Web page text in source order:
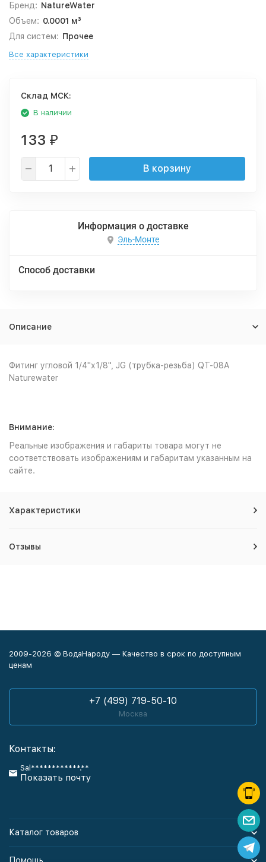
Бренд: NatureWater
Объем: 0.0001 м³
Для систем: Прочее
Все характеристики
Cклад МСК:
В наличии
133 ₽
В корзину
Информация о доставке
Эль-Монте
Способ доставки
Описание
Фитинг угловой 1/4"х1/8", JG (трубка-резьба) QT-08A
Naturewater
Внимание:
Реальные изображения и габариты товара могут не
соответствовать изображениям и габаритам указанным на
сайте.
Характеристики
Отзывы
2009-2026 © ВодаНароду — Качество в срок по доступным
ценам
+7 (499) 719-50-10
Москва
Контакты:
Sal************.**
Показать почту
Каталог товаров